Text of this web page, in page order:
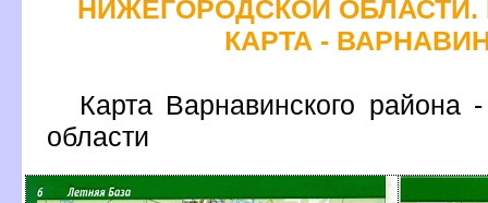
НИЖЕГОРОДСКОЙ
КАРТА -
Карта Варнавинского района
области